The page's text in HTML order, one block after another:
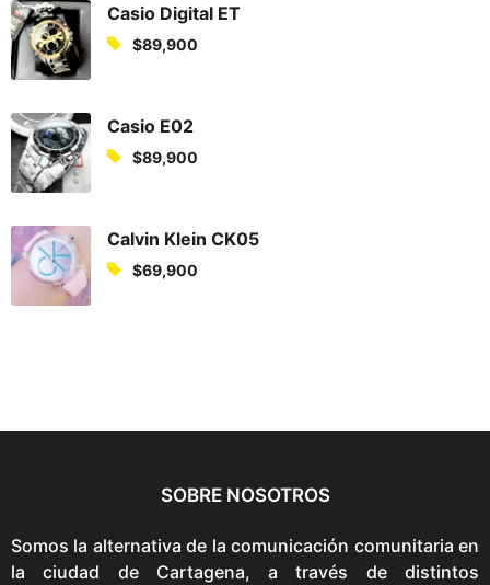
Casio Digital ET
$89,900
Casio E02
$89,900
Calvin Klein CK05
$69,900
SOBRE NOSOTROS
Somos la alternativa de la comunicación comunitaria en
la ciudad de Cartagena, a través de distintos